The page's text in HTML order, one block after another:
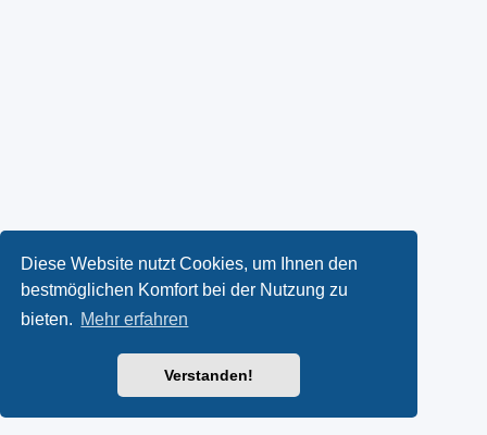
Diese Website nutzt Cookies, um Ihnen den
bestmöglichen Komfort bei der Nutzung zu
bieten. Mehr erfahren
Verstanden!